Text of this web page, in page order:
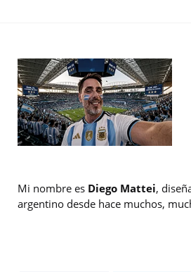
Mi nombre es Diego Mattei,
argentino desde hace muchos,